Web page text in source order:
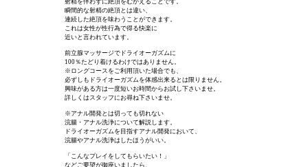
瞬間的な射精の絶頂とは違い、
連続した絶頂を味わうことができます。
これは女性が性行為で得る快楽に
近いと言われています。
前立腺マッサージでドライオーガズムに
100％たどり着けるわけではありません。
※ロングコースをご利用頂いた場合でも、
必ずしもドライオーガズムを体感出来るとは限りません。
興味がある方は一度短いお時間からお試し下さいませ。
詳しくはスタッフにお尋ね下さいませ。
※アナル開発とは切っても切れない
浣腸・アナル洗浄について解説します。
ドライオーガズムを目指すアナル開発において、
浣腸やアナル洗浄はしたほうがいい。
「こんなプレイをしてもらいたい！」
などご要望が御座いましたら、